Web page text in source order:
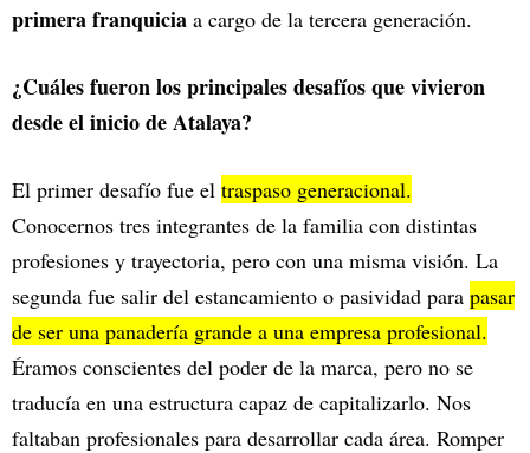
primera franquicia a cargo de la tercera generación.
¿Cuáles fueron los principales desafíos que vivieron
desde el inicio de Atalaya?
El primer desafío fue el traspaso generacional.
Conocernos tres integrantes de la familia con distintas
profesiones y trayectoria, pero con una misma visión. La
segunda fue salir del estancamiento o pasividad para pasar
de ser una panadería grande a una empresa profesional.
Éramos conscientes del poder de la marca, pero no se
traducía en una estructura capaz de capitalizarlo. Nos
faltaban profesionales para desarrollar cada área. Romper